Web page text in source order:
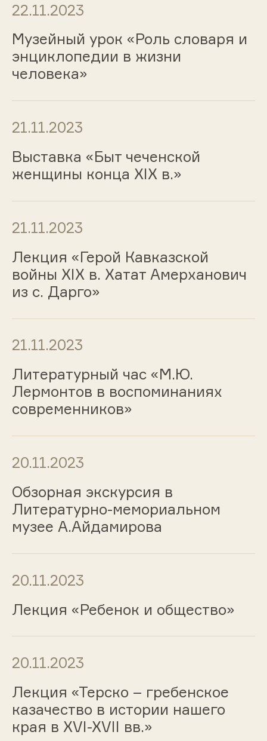
22.11.2023
Музейный урок «Роль словаря и
энциклопедии в жизни
человека»
21.11.2023
Выставка «Быт чеченской
женщины конца XIX в.»
21.11.2023
Лекция «Герой Кавказской
войны XIX в. Хатат Амерханович
из с. Дарго»
21.11.2023
Литературный час «М.Ю.
Лермонтов в воспоминаниях
современников»
20.11.2023
Обзорная экскурсия в
Литературно-мемориальном
музее А.Айдамирова
20.11.2023
Лекция «Ребенок и общество»
20.11.2023
Лекция «Терско – гребенское
казачество в истории нашего
края в XVI-XVII вв.»